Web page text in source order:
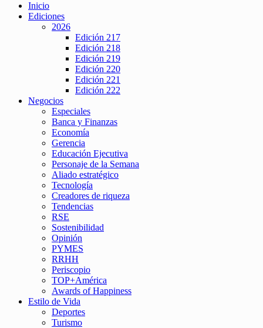
Inicio
Ediciones
2026
Edición 217
Edición 218
Edición 219
Edición 220
Edición 221
Edición 222
Negocios
Especiales
Banca y Finanzas
Economía
Gerencia
Educación Ejecutiva
Personaje de la Semana
Aliado estratégico
Tecnología
Creadores de riqueza
Tendencias
RSE
Sostenibilidad
Opinión
PYMES
RRHH
Periscopio
TOP+América
Awards of Happiness
Estilo de Vida
Deportes
Turismo